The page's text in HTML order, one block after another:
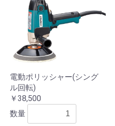
電動ポリッシャー(シング
ル回転)
￥38,500
数量